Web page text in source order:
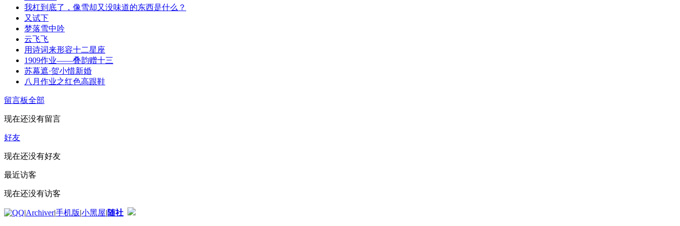
我杠到底了，像雪却又没味道的东西是什么？
又试下
梦落雪中吟
云飞飞
用诗词来形容十二星座
1909作业——叠韵赠十三
苏幕遮·贺小惜新婚
八月作业之红色高跟鞋
留言板全部
现在还没有留言
好友
现在还没有好友
最近访客
现在还没有访客
|Archiver|手机版|小黑屋|随社